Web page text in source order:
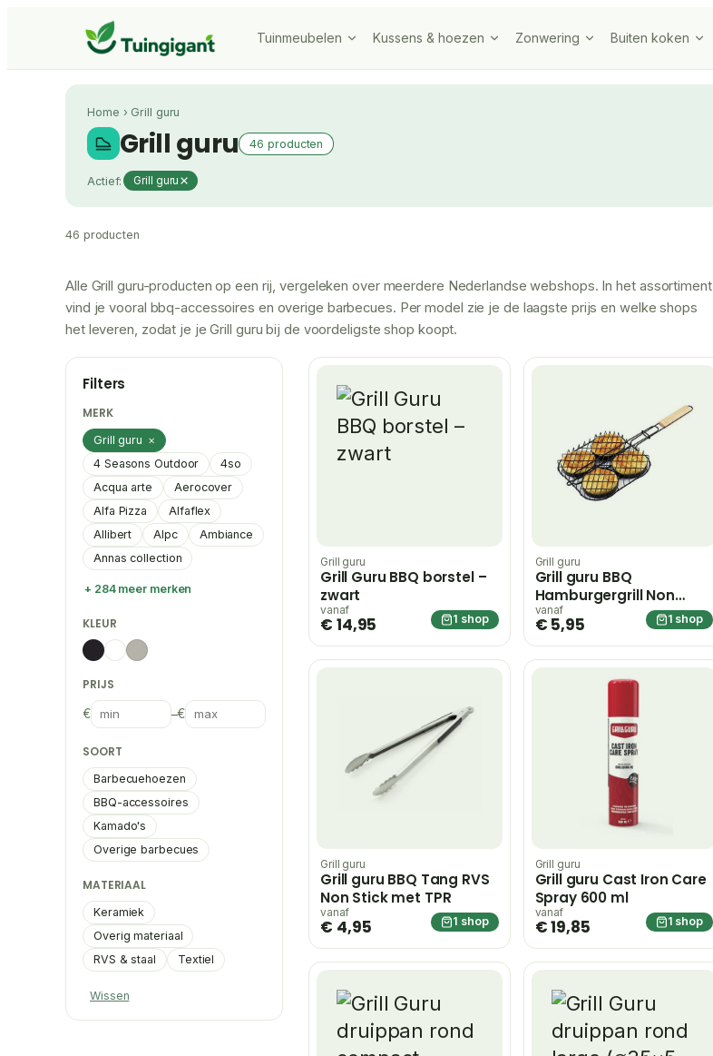
Tuinmeubelen Kussens & hoezen Zonwering Buiten koken
Home › Grill guru
Grill guru 46 producten
Actief: Grill guru
46 producten
Alle Grill guru-producten op een rij, vergeleken over meerdere Nederlandse webshops. In het assortiment
vind je vooral bbq-accessoires en overige barbecues. Per model zie je de laagste prijs en welke shops
het leveren, zodat je je Grill guru bij de voordeligste shop koopt.
Filters
MERK
Grill guru ×
4 Seasons Outdoor
4so
Acqua arte
Aerocover
Alfa Pizza
Alfaflex
Allibert
Alpc
Ambiance
Annas collection
+ 284 meer merken
KLEUR
PRIJS
€ –€
SOORT
Barbecuehoezen
BBQ-accessoires
Kamado's
Overige barbecues
MATERIAAL
Keramiek
Overig materiaal
RVS & staal
Textiel
Wissen
Grill guru
Grill Guru BBQ borstel –
zwart
vanaf
€ 14,95 1 shop
Grill guru
Grill guru BBQ
Hamburgergrill Non
Stick
vanaf
€ 5,95 1 shop
Grill guru
Grill guru BBQ Tang RVS
Non Stick met TPR
vanaf
€ 4,95 1 shop
Grill guru
Grill guru Cast Iron Care
Spray 600 ml
vanaf
€ 19,85 1 shop